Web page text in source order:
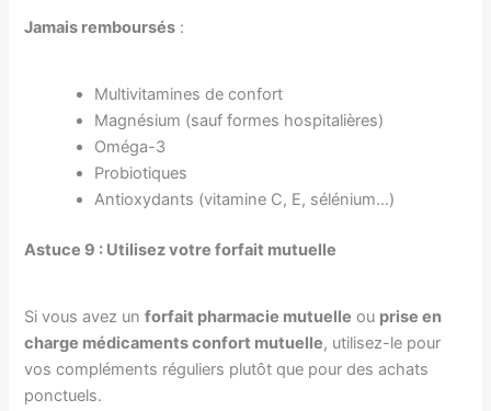
Jamais remboursés :
Multivitamines de confort
Magnésium (sauf formes hospitalières)
Oméga-3
Probiotiques
Antioxydants (vitamine C, E, sélénium…)
Astuce 9 : Utilisez votre forfait mutuelle
Si vous avez unforfait pharmacie mutuelle ou prise en
charge médicaments confort mutuelle, utilisez-le pour
vos compléments réguliers plutôt que pour des achats
ponctuels.